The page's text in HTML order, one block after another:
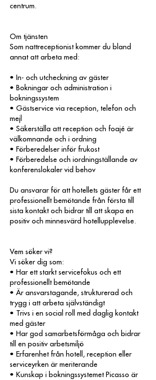
centrum.
Om tjänsten
Som nattreceptionist kommer du bland
annat att arbeta med:
• In- och utcheckning av gäster
• Bokningar och administration i
bokningssystem
• Gästservice via reception, telefon och
mejl
• Säkerställa att reception och foajé är
välkomnande och i ordning
• Förberedelser inför frukost
• Förberedelse och iordningställande av
konferenslokaler vid behov
Du ansvarar för att hotellets gäster får ett
professionellt bemötande från första till
sista kontakt och bidrar till att skapa en
positiv och minnesvärd hotellupplevelse.
Vem söker vi?
Vi söker dig som:
• Har ett starkt servicefokus och ett
professionellt bemötande
• Är ansvarstagande, strukturerad och
trygg i att arbeta självständigt
• Trivs i en social roll med daglig kontakt
med gäster
• Har god samarbetsförmåga och bidrar
till en positiv arbetsmiljö
• Erfarenhet från hotell, reception eller
serviceyrken är meriterande
• Kunskap i bokningssystemet Picasso är